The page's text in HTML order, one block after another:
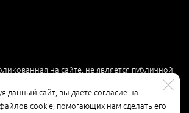
данный сайт, вы даете согласие на
cookie, помогающих нам сделать его
на сайте, не является публичной
а носит информационный характер и
изменена по усмотрению компании.